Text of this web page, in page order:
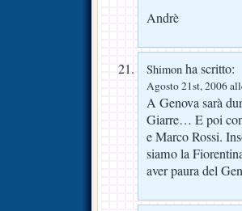
Andrè
Shimon ha scritto:
Agosto 21st, 2006
A Genova sarà
Giarre… E poi
e Marco Rossi.
siamo la
aver paura del